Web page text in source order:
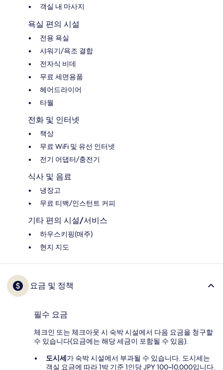
객실 내 마사지
욕실 편의 시설
전용 욕실
샤워기/욕조 결합
전자식 비데
무료 세면용품
헤어드라이어
타월
전화 및 인터넷
책상
무료 WiFi 및 유선 인터넷
전기 어댑터/충전기
식사 및 음료
냉장고
무료 티백/인스턴트 커피
기타 편의 시설/서비스
하우스키핑(매주)
현지 지도
요금 및 정책
필수 요금
체크인 또는 체크아웃 시 숙박 시설에서 다음 요금을 청구할
수 있습니다(요금에는 해당 세금이 포함될 수 있음).
도시세가 숙박 시설에서 부과될 수 있습니다. 도시세는
객실 요금에 따라 1박 기준 1인당 JPY 100~10,000입니다.